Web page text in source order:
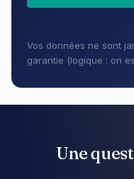
Vos données ne sont
garantie (logique : on
Une